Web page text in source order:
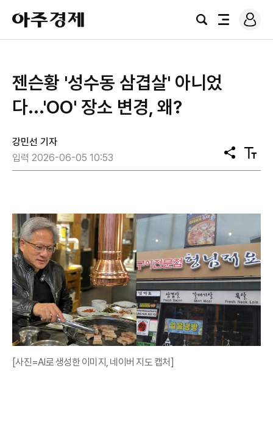
아
주
경
검
전
로
그
젠슨황 '성수동 삼겹살' 아니었
다...'OO' 장소 변경, 왜?
강민선 기자
입력 2026-06-05 10:53
공
유
텍
스
[사진=AI로 생성한 이미지, 네이버 지도 캡처]